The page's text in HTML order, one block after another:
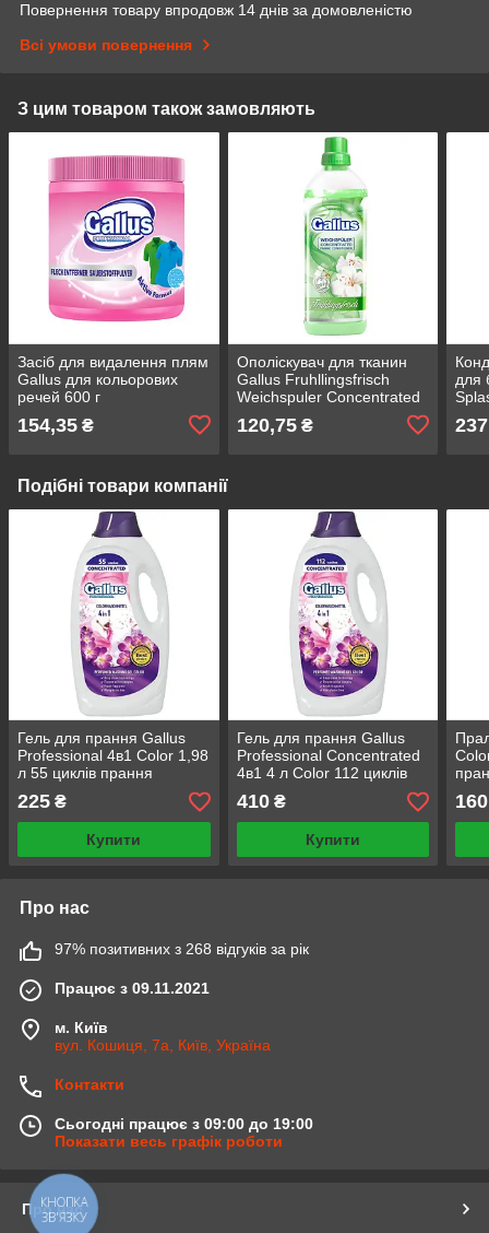
Повернення товару впродовж 14 днів за домовленістю
Всі умови повернення
З цим товаром також замовляють
Засіб для видалення плям
Gallus для кольорових
речей 600 г
застарілих плям
154,35 ₴
Ополіскувач для тканин
Gallus Fruhllingsfrisch
Weichspuler Concentrated
120,75₴
для
237
Подібні товари компанії
Гель для прання Gallus
Professional 4в1 Color 1,98
л 55 циклів прання
225 ₴
Купити
Гель для прання Gallus
Professional Concentrated
4в1 4 л Color 112 циклів
прання
410₴
Купити
160
Про нас
97% позитивних з 268 відгуків за рік
Працює з 09.11.2021
м. Київ
вул. Кошиця, 7а, Київ, Україна
Контакти
Сьогодні працює з 09:00 до 19:00
Показати весь графік роботи
Про нас
КНОПКА
ЗВ'ЯЗКУ